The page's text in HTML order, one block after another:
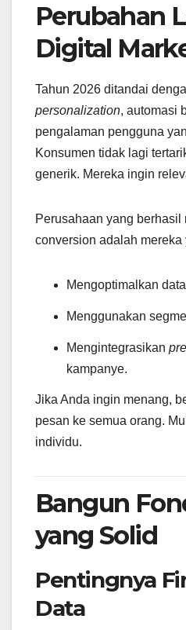
Perubahan
Digital
Tahun 2026 ditandai
personalization, automasi
pengalaman pengguna
Konsumen tidak lagi
generik. Mereka ingin
Perusahaan yang berhasil
conversion adalah mereka
Mengoptimalkan
Menggunakan
Mengintegrasikan
kampanye.
Jika Anda ingin menang,
pesan ke semua orang.
individu.
Bangun
yang Solid
Pentingnya
Data